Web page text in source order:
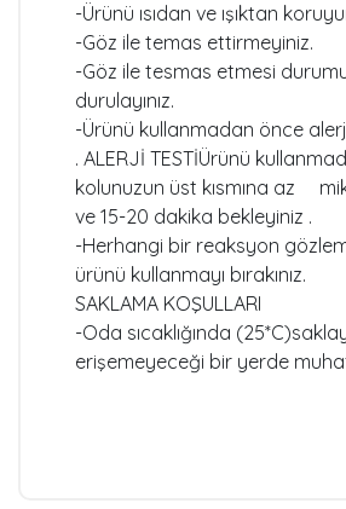
-Ürünü ısıdan ve ışıktan
-Göz ile temas ettirmeyiniz.
-Göz ile tesmas etmesi
durulayınız.
-Ürünü kullanmadan önce
. ALERJİ TESTİÜrünü
kolunuzun üst kısmına az
ve 15-20 dakika bekleyiniz .
-Herhangi bir reaksyon
ürünü kullanmayı bırakınız.
SAKLAMA KOŞULLARI
-Oda sıcaklığında
erişemeyeceği bir yerde